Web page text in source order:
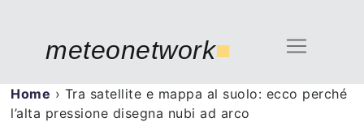
meteonetwork■
Home › Tra satellite e mappa al suolo: ecco perché
l’alta pressione disegna nubi ad arco